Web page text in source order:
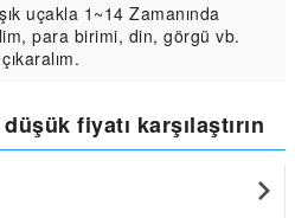
uçakla 1~14 Zamanında
para birimi, din, görgü vb.
fiyatı karşılaştırın